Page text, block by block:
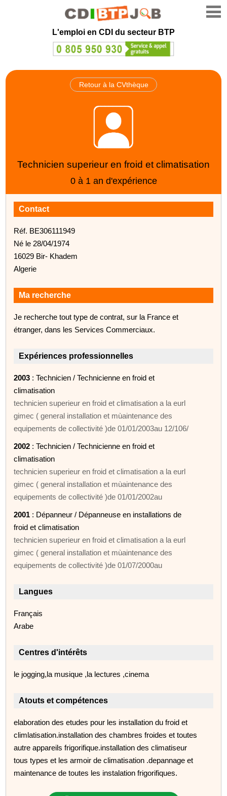
L'emploi en CDI du secteur BTP
Retour à la CVthèque
Technicien superieur en froid et climatisation
0 à 1 an d'expérience
Contact
Réf. BE306111949
Né le 28/04/1974
16029 Bir- Khadem
Algerie
Ma recherche
Je recherche tout type de contrat, sur la France et
étranger, dans les Services Commerciaux.
Expériences professionnelles
2003 : Technicien / Technicienne en froid et
climatisation
technicien superieur en froid et climatisation a la eurl
gimec ( general installation et mùaintenance des
equipements de collectivité )de 01/01/2003au 12/106/
2002 : Technicien / Technicienne en froid et
climatisation
technicien superieur en froid et climatisation a la eurl
gimec ( general installation et mùaintenance des
equipements de collectivité )de 01/01/2002au
2001 : Dépanneur / Dépanneuse en installations de
froid et climatisation
technicien superieur en froid et climatisation a la eurl
gimec ( general installation et mùaintenance des
equipements de collectivité )de 01/07/2000au
Langues
Français
Arabe
Centres d'intérêts
le jogging,la musique ,la lectures ,cinema
Atouts et compétences
elaboration des etudes pour les installation du froid et
climlatisation.installation des chambres froides et toutes
autre appareils frigorifique.installation des climatiseur
tous types et les armoir de climatisation .depannage et
maintenance de toutes les instalation frigorifiques.